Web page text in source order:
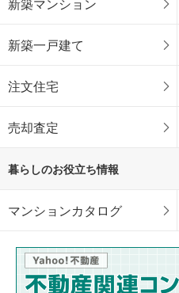
新築マンション
新築一戸建て
注文住宅
売却査定
暮らしのお役立ち情報
マンションカタログ